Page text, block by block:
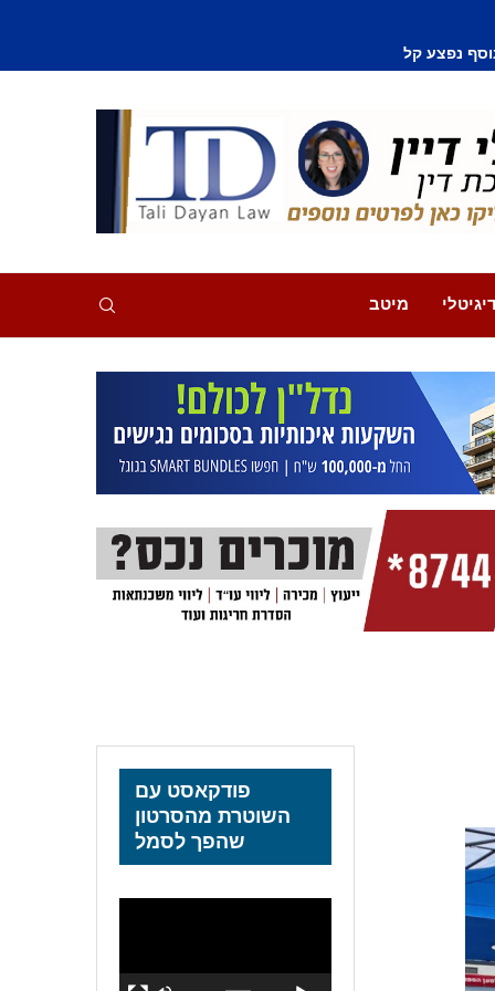
נפצע קל
מיטב
פודקאסט עם
השוטרת מהסרטון
שהפך לסמל